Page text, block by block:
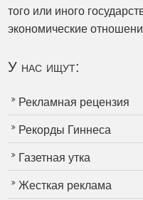
того или иного
экономические
У нас ищут:
Рекламная рецензия
Рекорды Гиннеса
Газетная утка
Жесткая реклама